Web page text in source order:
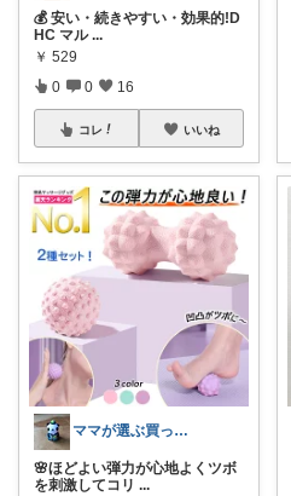
💰 安い・続きやすい・効果的!D
HC マル ...
￥ 529
0 0 16
コレ いいね
ママが選ぶ買ってよかった🌸育児🌸防災
🌸ほどよい弾力が心地よくツボ
を刺激してコリ ...